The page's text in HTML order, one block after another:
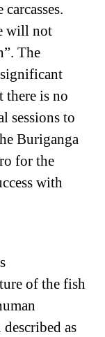
will not
The
significant
there is no
sessions to
Buriganga
for the
with
of the fish
as